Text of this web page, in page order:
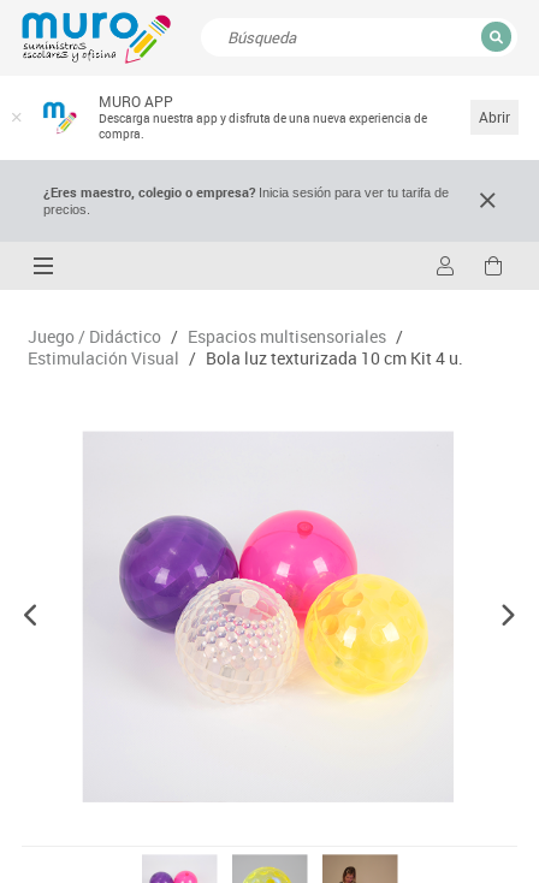
MURO APP
Descarga nuestra app y disfruta de una nueva experiencia de
compra.
Abrir
¿Eres maestro, colegio o empresa?Inicia sesión para ver tu tarifa de
precios.
Juego / Didáctico / Espacios multisensoriales /
Estimulación Visual / Bola luz texturizada 10 cm Kit 4 u.